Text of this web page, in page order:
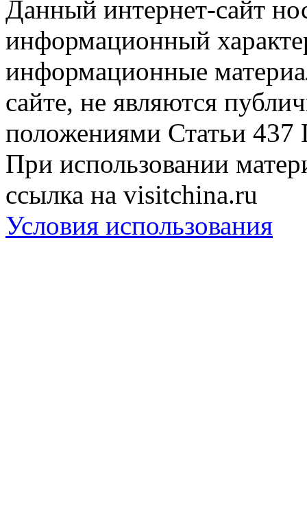
Данный интернет-сайт
информационный
информационные
сайте, не являются
положениями Статьи 437
При использовании
ссылка на visitchina.ru
Условия использования